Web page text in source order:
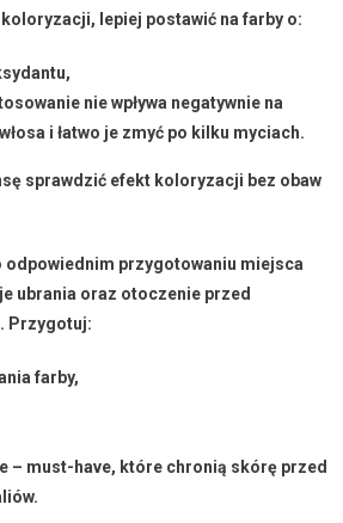
lepiej postawić na farby o:
nie wpływa negatywnie na
i łatwo je zmyć po kilku myciach.
sprawdzić efekt koloryzacji bez obaw
odpowiednim przygotowaniu miejsca
ubrania oraz otoczenie przed
Przygotuj:
farby,
– must-have, które chronią skórę przed